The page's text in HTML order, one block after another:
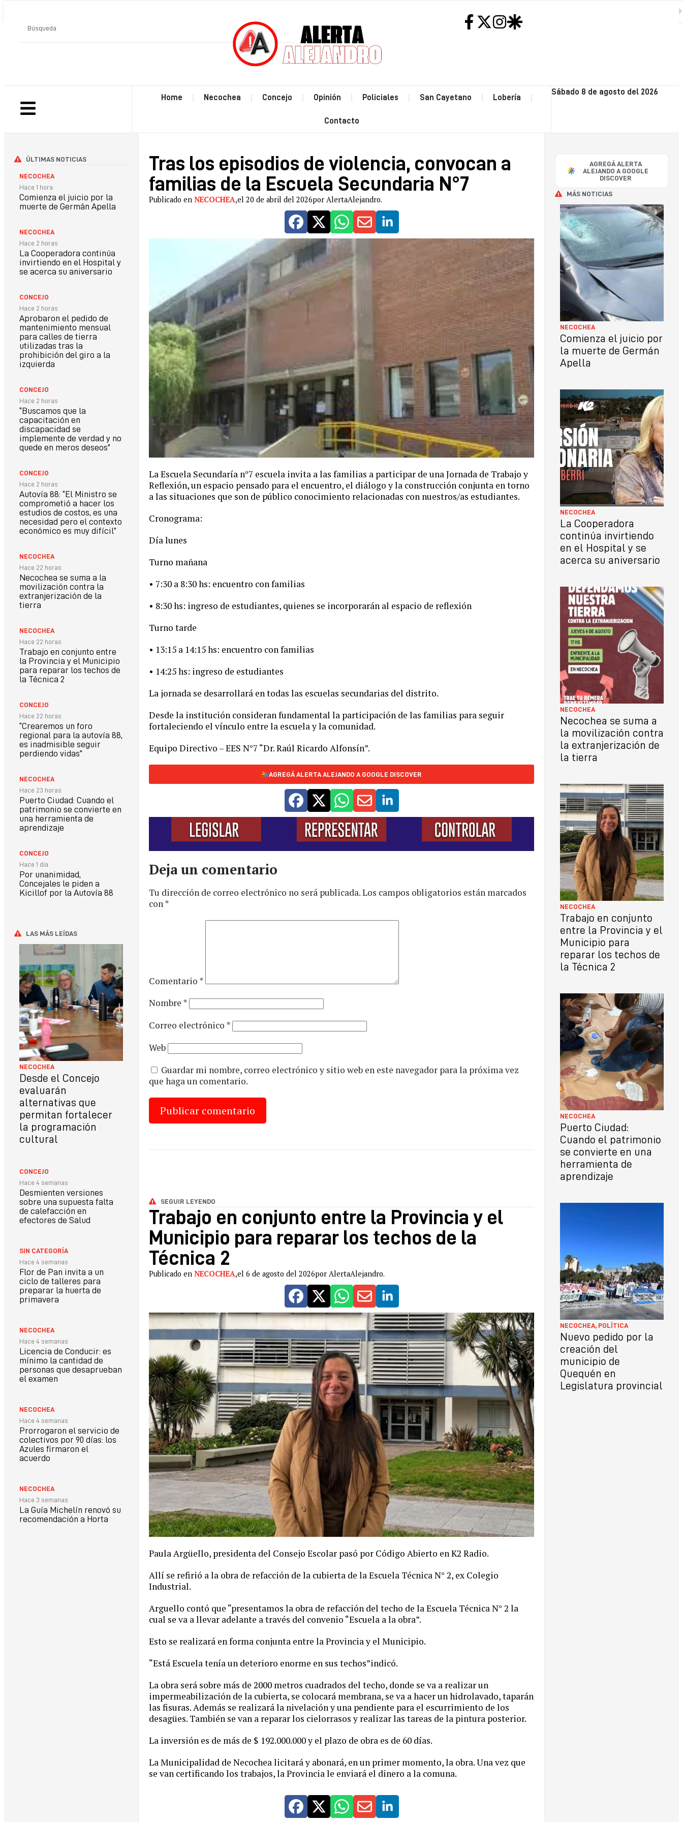
Home Necochea Concejo Opinión Policiales San Cayetano Lobería
Contacto
Sábado 8 de agosto del 2026
SAN
AGREGÁ ALERTA
ALEJANDO A GOOGLE
DISCOVER
MÁS NOTICIAS
NECOCHEA
Comienza el juicio por
la muerte de Germán
Apella
NECOCHEA
La Cooperadora
continúa invirtiendo
en el Hospital y se
acerca su aniversario
NECOCHEA
Necochea se suma a
la movilización contra
la extranjerización de
la tierra
NECOCHEA
Trabajo en conjunto
entre la Provincia y el
Municipio para
reparar los techos de
la Técnica 2
NECOCHEA
Puerto Ciudad:
Cuando el patrimonio
se convierte en una
herramienta de
aprendizaje
NECOCHEA, POLÍTICA
Nuevo pedido por la
creación del
municipio de
Quequén en
Legislatura provincial
ÚLTIMAS NOTICIAS
NECOCHEA
Hace 1 hora
Comienza el juicio por la
muerte de Germán Apella
NECOCHEA
Hace 2 horas
La Cooperadora continúa
invirtiendo en el Hospital y
se acerca su aniversario
CONCEJO
Hace 2 horas
Aprobaron el pedido de
mantenimiento mensual
para calles de tierra
utilizadas tras la
prohibición del giro a la
izquierda
CONCEJO
Hace 2 horas
“Buscamos que la
capacitación en
discapacidad se
implemente de verdad y no
quede en meros deseos”
CONCEJO
Hace 2 horas
Autovía 88: “El Ministro se
comprometió a hacer los
estudios de costos, es una
necesidad pero el contexto
económico es muy difícil”
NECOCHEA
Hace 22 horas
Necochea se suma a la
movilización contra la
extranjerización de la
tierra
NECOCHEA
Hace 22 horas
Trabajo en conjunto entre
la Provincia y el Municipio
para reparar los techos de
la Técnica 2
CONCEJO
Hace 22 horas
“Crearemos un foro
regional para la autovía 88,
es inadmisible seguir
perdiendo vidas”
NECOCHEA
Hace 23 horas
Puerto Ciudad: Cuando el
patrimonio se convierte en
una herramienta de
aprendizaje
CONCEJO
Hace 1 día
Por unanimidad,
Concejales le piden a
Kicillof por la Autovía 88
LAS MÁS LEÍDAS
NECOCHEA
Desde el Concejo
evaluarán
alternativas que
permitan fortalecer
la programación
cultural
CONCEJO
Hace 4 semanas
Desmienten versiones
sobre una supuesta falta
de calefacción en
efectores de Salud
SIN CATEGORÍA
Hace 4 semanas
Flor de Pan invita a un
ciclo de talleres para
preparar la huerta de
primavera
NECOCHEA
Hace 4 semanas
Licencia de Conducir: es
mínimo la cantidad de
personas que desaprueban
el examen
NECOCHEA
Hace 4 semanas
Prorrogaron el servicio de
colectivos por 90 días: los
Azules firmaron el
acuerdo
NECOCHEA
Hace 3 semanas
La Guía Michelín renovó su
recomendación a Horta
Tras los episodios de violencia, convocan a
familias de la Escuela Secundaria N°7
Publicado en NECOCHEA,el 20 de abril del 2026por AlertaAlejandro.
La Escuela Secundaría n°7 escuela invita a las familias a participar de una Jornada de Trabajo y
Reflexión, un espacio pensado para el encuentro, el diálogo y la construcción conjunta en torno
a las situaciones que son de público conocimiento relacionadas con nuestros/as estudiantes.
Cronograma:
Día lunes
Turno mañana
• 7:30 a 8:30 hs: encuentro con familias
• 8:30 hs: ingreso de estudiantes, quienes se incorporarán al espacio de reflexión
Turno tarde
• 13:15 a 14:15 hs: encuentro con familias
• 14:25 hs: ingreso de estudiantes
La jornada se desarrollará en todas las escuelas secundarias del distrito.
Desde la institución consideran fundamental la participación de las familias para seguir
fortaleciendo el vínculo entre la escuela y la comunidad.
Equipo Directivo – EES N°7 “Dr. Raúl Ricardo Alfonsín”.
AGREGÁ ALERTA ALEJANDO A GOOGLE DISCOVER
Deja un comentario
Tu dirección de correo electrónico no será publicada.Los campos obligatorios están marcados
con*
Comentario *
Nombre *
Correo electrónico *
Web
Guardar mi nombre, correo electrónico y sitio web en este navegador para la próxima vez
que haga un comentario.
SEGUIR LEYENDO
Trabajo en conjunto entre la Provincia y el
Municipio para reparar los techos de la
Técnica 2
Publicado en NECOCHEA,el 6 de agosto del 2026por AlertaAlejandro.
Paula Argüello, presidenta del Consejo Escolar pasó por Código Abierto en K2 Radio.
Allí se refirió a la obra de refacción de la cubierta de la Escuela Técnica N° 2, ex Colegio
Industrial.
Arguello contó que “presentamos la obra de refacción del techo de la Escuela Técnica N° 2 la
cual se va a llevar adelante a través del convenio “Escuela a la obra”.
Esto se realizará en forma conjunta entre la Provincia y el Municipio.
“Está Escuela tenía un deterioro enorme en sus techos”indicó.
La obra será sobre más de 2000 metros cuadrados del techo, donde se va a realizar un
impermeabilización de la cubierta, se colocará membrana, se va a hacer un hidrolavado, taparán
las fisuras. Además se realizará la nivelación y una pendiente para el escurrimiento de los
desagües. También se van a reparar los cielorrasos y realizar las tareas de la pintura posterior.
La inversión es de más de $ 192.000.000 y el plazo de obra es de 60 días.
La Municipalidad de Necochea licitará y abonará, en un primer momento, la obra. Una vez que
se van certificando los trabajos, la Provincia le enviará el dinero a la comuna.